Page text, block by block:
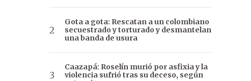
Gota a gota: Rescatan a un colombiano
secuestrado y torturado y desmantelan
una banda de usura
Caazapá: Roselín murió por asfixia y la
violencia sufrió tras su deceso, según